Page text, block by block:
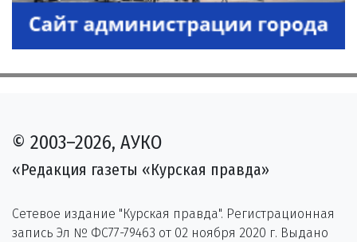
© 2003–2026, АУКО
«Редакция газеты «Курская правда»
Сетевое издание "Курская правда". Регистрационная
запись Эл № ФС77-79463 от 02 ноября 2020 г. Выдано